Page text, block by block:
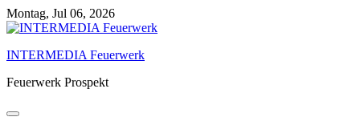
Skip
to
Montag, Jul 06, 2026
INTERMEDIA Feuerwerk
Feuerwerk Prospekt